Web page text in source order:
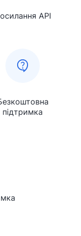
API
підтримка